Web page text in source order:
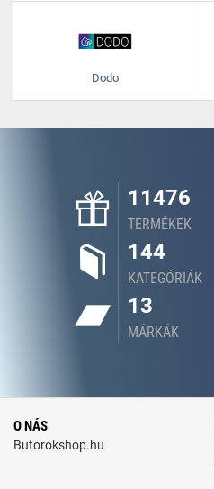
Dodo
11476
TERMÉKEK
144
KATEGÓRIÁK
13
MÁRKÁK
O NÁS
Butorokshop.hu